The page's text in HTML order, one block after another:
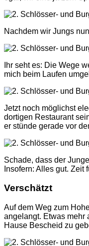
Nachdem wir Jungs
Ihr seht es: Die Wege
mich beim Laufen
Jetzt noch möglichst
dortigen Restaurant
er stünde gerade vor
Schade, dass der
Insofern: Alles gut.
Verschätzt
Auf dem Weg zum
angelangt. Etwas mehr
Hause Bescheid zu